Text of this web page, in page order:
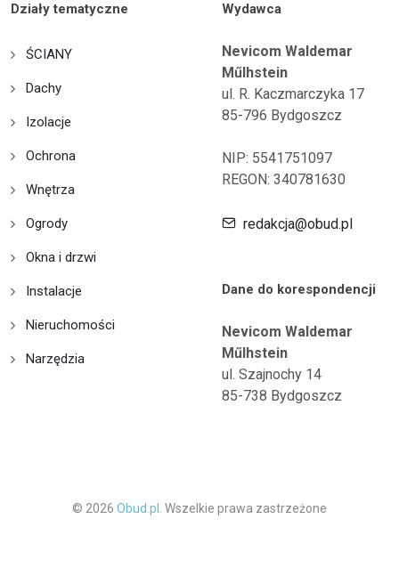
Działy tematyczne
ŚCIANY
Dachy
Izolacje
Ochrona
Wnętrza
Ogrody
Okna i drzwi
Instalacje
Nieruchomości
Narzędzia
Wydawca
Nevicom Waldemar
Műlhstein
ul. R. Kaczmarczyka 17
85-796 Bydgoszcz
NIP: 5541751097
REGON: 340781630
redakcja@obud.pl
Dane do korespondencji
Nevicom Waldemar
Műlhstein
ul. Szajnochy 14
85-738 Bydgoszcz
© 2026 Obud.pl. Wszelkie prawa zastrzeżone